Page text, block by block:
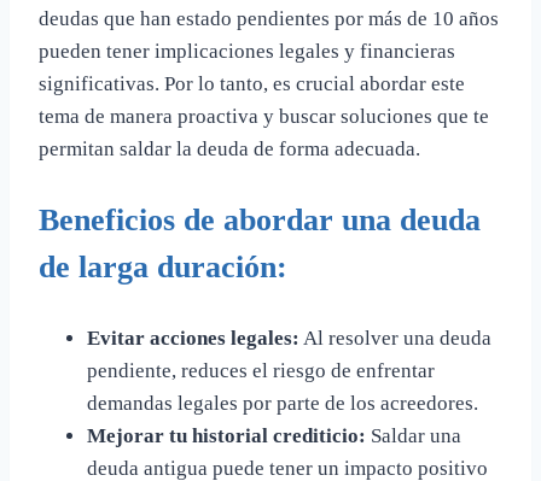
deudas que han estado pendientes por más de 10 años
pueden tener implicaciones legales y financieras
significativas. Por lo tanto, es crucial abordar este
tema de manera proactiva y buscar soluciones que te
permitan saldar la deuda de forma adecuada.
Beneficios de abordar una deuda
de larga duración:
Evitar acciones legales: Al resolver una deuda
pendiente, reduces el riesgo de enfrentar
demandas legales por parte de los acreedores.
Mejorar tu historial crediticio: Saldar una
deuda antigua puede tener un impacto positivo